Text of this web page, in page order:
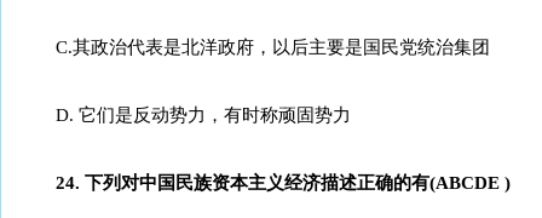
C.其政治代表是北洋政府，以后主要是国民党统治集团
D. 它们是反动势力，有时称顽固势力
24. 下列对中国民族资本主义经济描述正确的有(ABCDE )